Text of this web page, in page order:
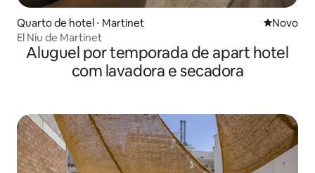
Quarto de hotel ⋅ Martinet Novo
Novo
El Niu de Martinet
Aluguel por temporada de apart hotel
com lavadora e secadora